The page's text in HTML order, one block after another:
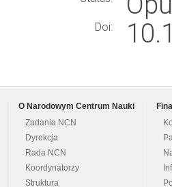
Doi:
O Narodowym Centrum Nauki
Zadania NCN
Dyrekcja
Rada NCN
Koordynatorzy
Struktura